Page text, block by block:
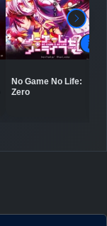
No Game No Life:
Zero